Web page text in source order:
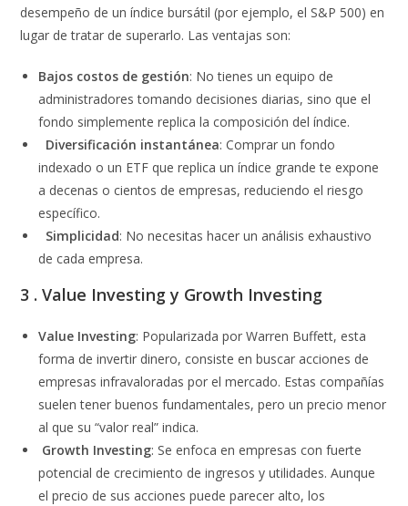
desempeño de un índice bursátil (por ejemplo, el S&P 500) en
lugar de tratar de superarlo. Las ventajas son:
Bajos costos de gestión: No tienes un equipo de
administradores tomando decisiones diarias, sino que el
fondo simplemente replica la composición del índice.
Diversificación instantánea: Comprar un fondo
indexado o un ETF que replica un índice grande te expone
a decenas o cientos de empresas, reduciendo el riesgo
específico.
Simplicidad: No necesitas hacer un análisis exhaustivo
de cada empresa.
3 . Value Investing y Growth Investing
Value Investing: Popularizada por Warren Buffett, esta
forma de invertir dinero, consiste en buscar acciones de
empresas infravaloradas por el mercado. Estas compañías
suelen tener buenos fundamentales, pero un precio menor
al que su “valor real” indica.
Growth Investing: Se enfoca en empresas con fuerte
potencial de crecimiento de ingresos y utilidades. Aunque
el precio de sus acciones puede parecer alto, los